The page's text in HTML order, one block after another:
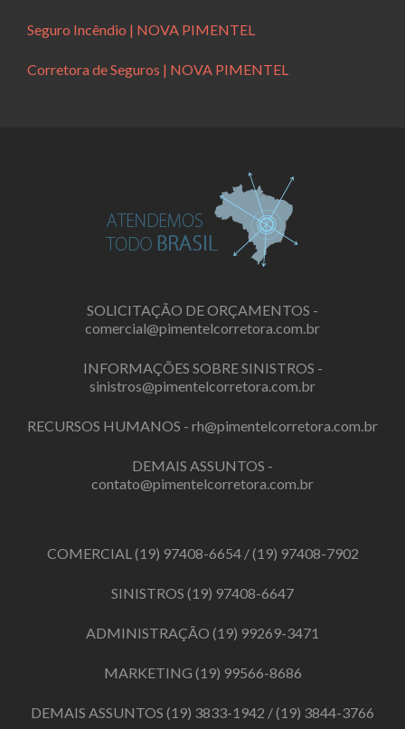
Seguro Incêndio | NOVA PIMENTEL
Corretora de Seguros | NOVA PIMENTEL
SOLICITAÇÃO DE ORÇAMENTOS -
comercial@pimentelcorretora.com.br
INFORMAÇÕES SOBRE SINISTROS -
sinistros@pimentelcorretora.com.br
RECURSOS HUMANOS - rh@pimentelcorretora.com.br
DEMAIS ASSUNTOS -
contato@pimentelcorretora.com.br
COMERCIAL(19) 97408-6654/(19) 97408-7902
SINISTROS (19) 97408-6647
ADMINISTRAÇÃO (19) 99269-3471
MARKETING (19) 99566-8686
DEMAIS ASSUNTOS (19) 3833-1942 /(19) 3844-3766